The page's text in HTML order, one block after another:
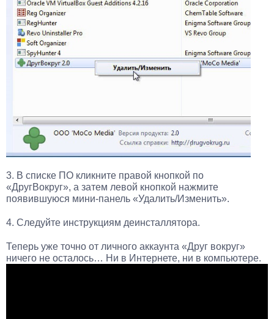
3. В списке ПО кликните правой кнопкой по
«ДругВокруг», а затем левой кнопкой нажмите
появившуюся мини-панель «Удалить/Изменить».
4. Следуйте инструкциям деинсталлятора.
Теперь уже точно от личного аккаунта «Друг вокруг»
ничего не осталось… Ни в Интернете, ни в компьютере.